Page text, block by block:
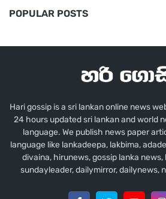
ඇය 2016 වසරේදී OpenAI
ආරම්භක අවධියේ තීරණ,
වෙනස්කම් සහ මස්ක්ගේ
සම්බන්ධයෙන් ජාත්‍යන්තර
තිබේ.
POPULAR POSTS
Hari gossip is a sri lankan online news
24 hours updated sri lankan and world
language. We publish news paper
language like lankadeepa, lakbima,
divaina, hirunews, gossip lanka news,
sundayleader, dailymirror, dailynews,